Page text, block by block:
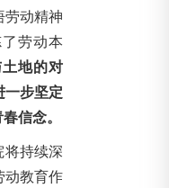
劳动精神
劳动本
地的对
一步坚定
信念。
将持续深
动教育作